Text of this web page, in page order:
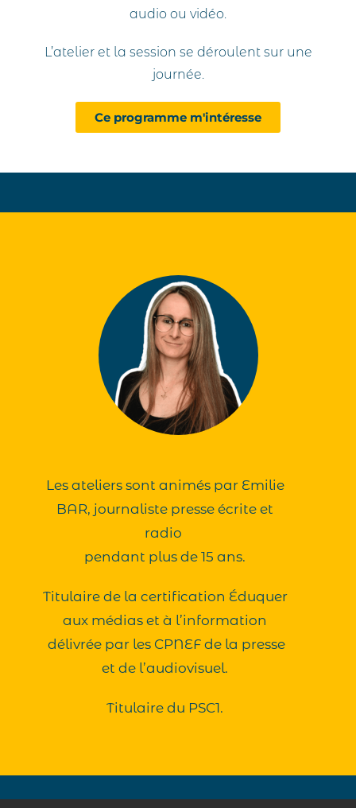
audio ou vidéo.
L’atelier et la session se déroulent sur une
journée.
Ce programme m'intéresse
Les ateliers sont animés par Emilie
BAR, journaliste presse écrite et
radio
pendant plus de 15 ans.
Titulaire de la certification Éduquer
aux médias et à l’information
délivrée par les CPNEF de la presse
et de l’audiovisuel.
Titulaire du PSC1.